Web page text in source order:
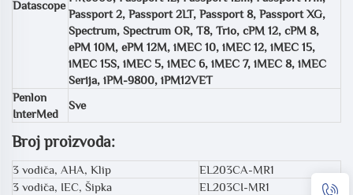
Datascope
Passport 2, Passport 2LT, Passport 8, Passport XG,
Spectrum, Spectrum OR, T8, Trio, cPM 12, cPM 8,
ePM 10M, ePM 12M, iMEC 10, iMEC 12, iMEC 15,
iMEC 15S, iMEC 5, iMEC 6, iMEC 7, iMEC 8, iMEC
Serija, iPM-9800, iPM12VET
Penlon
InterMed
Sve
Broj proizvoda:
3 vodiča, AHA, Klip
EL203CA-MR1
3 vodiča, IEC, Šipka
EL203CI-MR1